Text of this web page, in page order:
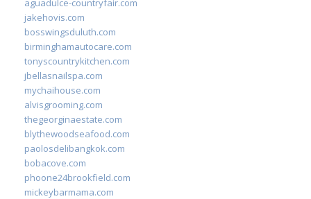
jakehovis.com
bosswingsduluth.com
birminghamautocare.com
tonyscountrykitchen.com
jbellasnailspa.com
mychaihouse.com
alvisgrooming.com
thegeorginaestate.com
blythewoodseafood.com
paolosdelibangkok.com
bobacove.com
phoone24brookfield.com
mickeybarmama.com